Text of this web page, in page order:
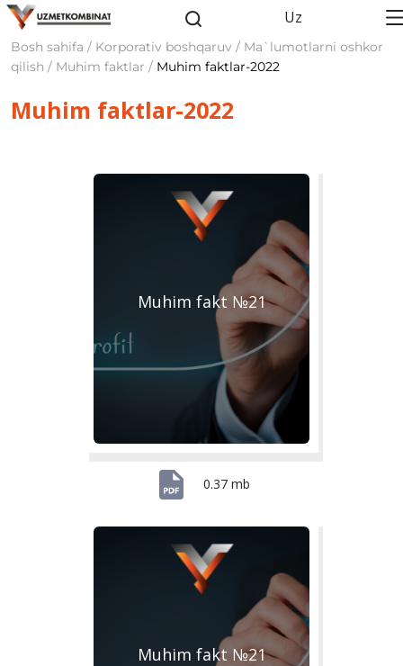
Uz
Bosh sahifa / Korporativ boshqaruv / Ma`lumotlarni oshkor
qilish / Muhim faktlar / Muhim faktlar-2022
Muhim faktlar-2022
Muhim fakt №21
0.37 mb
Muhim fakt №21